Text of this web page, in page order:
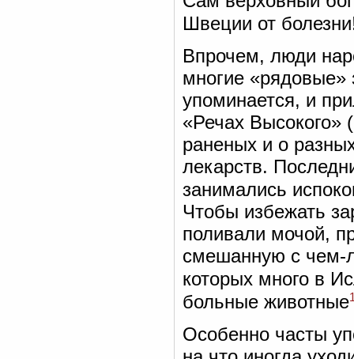
Швеции от
Впрочем, люди
многие «рядовые»
упоминается, и
«Речах Высокого»
раненых и о
лекарств.
занимались
Чтобы избежать
поливали мочой,
смешанную с чем-
которых много в
больные животные
Особенно часты